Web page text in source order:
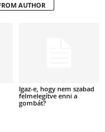
AUTHOR
Igaz-e, hogy nem szabad
felmelegítve enni a
gombát?